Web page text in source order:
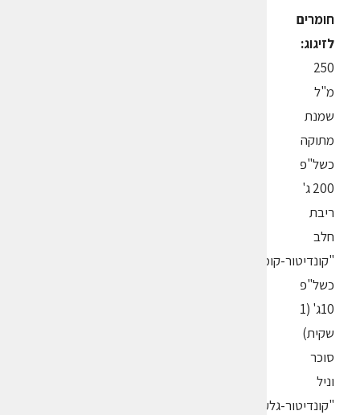
חומרים
לזיגוג:
250
מ"ל
שמנת
מתוקה
כשל"פ
200 ג'
ריבת
חלב
"קונדיטור-קומידה"
כשל"פ
10ג' (1
שקית)
סוכר
וניל
"קונדיטור-גלעם"